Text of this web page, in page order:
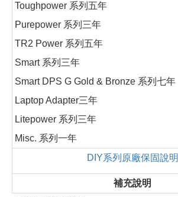
Toughpower 系列五年
Purepower 系列三年
TR2 Power 系列五年
Smart 系列三年
Smart DPS G Gold & Bronze 系列七年
Laptop Adapter三年
Litepower 系列三年
Misc. 系列一年
DIY系列原廠保固說明
補充說明